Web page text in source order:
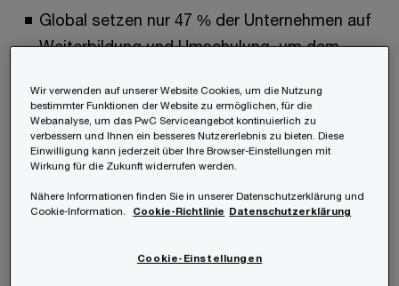
Global setzen nur 47 % der Unternehmen auf
Weiterbildung und Umschulung, um dem
entgegenzuwirken; in Österreich sind es 55 %.
Fehlende Cyberkompetenzen (50 %) und
mangelndes Fachwissen (41 %) beeinflussen
auch den Einsatz von KI in der Cyberabwehr,
Wir verwenden auf unserer Website Cookies, um die Nutzung
bestimmter Funktionen der Website zu ermöglichen, für die
Webanalyse, um das PwC Serviceangebot kontinuierlich zu
verbessern und Ihnen ein besseres Nutzererlebnis zu bieten. Diese
Einwilligung kann jederzeit über Ihre Browser-Einstellungen mit
Wirkung für die Zukunft widerrufen werden.
Nähere Informationen finden Sie in unserer Datenschutzerklärung und
Cookie-Information.
Cookie-Richtlinie Datenschutzerklärung
Cookie-Einstellungen